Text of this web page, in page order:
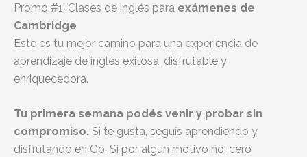
Promo #1: Clases de inglés para exámenes de
Cambridge
Este es tu mejor camino para una experiencia de
aprendizaje de inglés exitosa, disfrutable y
enriquecedora.
Tu primera semana podés venir y probar sin
compromiso. Si te gusta, seguís aprendiendo y
disfrutando en Go. Si por algún motivo no, cero